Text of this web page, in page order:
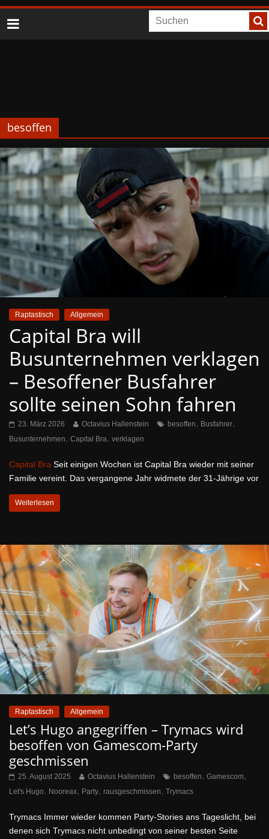
besoffen
Raptastisch Allgemein
Capital Bra will
Busunternehmen verklagen
– Besoffener Busfahrer
sollte seinen Sohn fahren
23. März 2026 Octavius Hallenstein besoffen, Busfahrer,
Busunternehmen, Capital Bra, verklagen
Capital Bra Seit einigen Wochen ist Capital Bra wieder mit seiner
Familie vereint. Das vergangene Jahr widmete der 31-Jährige vor
Weiterlesen
Raptastisch Allgemein
Let’s Hugo angegriffen – Trymacs wird
besoffen von Gamescom-Party
geschmissen
25. August 2025 Octavius Hallenstein besoffen, Gamescom,
Let's Hugo, Nooreax, Party, rausgeschmissen, Trymacs
Trymacs Immer wieder kommen Party-Stories ans Tageslicht, bei
denen sich Trymacs nicht unbedingt von seiner besten Seite